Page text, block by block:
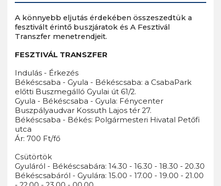
A könnyebb eljutás érdekében összeszedtük a
fesztivált érintő buszjáratok és A Fesztivál
Transzfer menetrendjeit.
FESZTIVÁL TRANSZFER
Indulás - Érkezés
Békéscsaba - Gyula - Békéscsaba: a CsabaPark
előtti Buszmegálló Gyulai út 61/2.
Gyula - Békéscsaba - Gyula: Fénycenter
Buszpályaudvar Kossuth Lajos tér 27.
Békéscsaba - Békés: Polgármesteri Hivatal Petőfi
utca
Ár: 700 Ft/fő
Csütörtök
Gyuláról - Békéscsabára: 14.30 - 16.30 - 18.30 - 20.30
Békéscsabáról - Gyulára: 15.00 - 17.00 - 19.00 - 21.00